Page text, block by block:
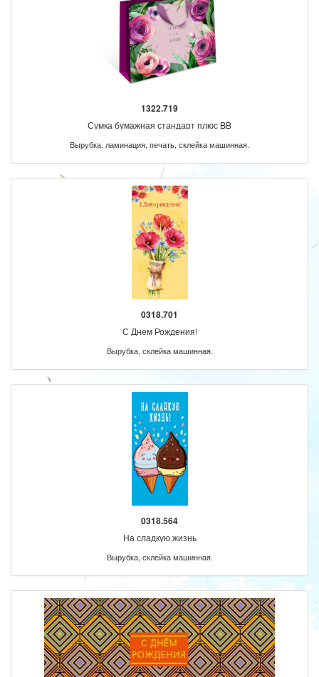
1322.719
Сумка бумажная стандарт плюс BB
Вырубка, ламинация, печать, склейка машинная.
0318.701
С Днем Рождения!
Вырубка, склейка машинная.
0318.564
На сладкую жизнь
Вырубка, склейка машинная.